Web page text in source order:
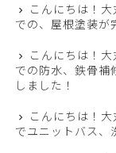
こんにちは！
での、屋根塗装が
こんにちは！
での防水、鉄骨補
しました！
こんにちは！
でユニットバス、